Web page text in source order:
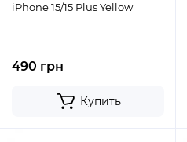
iPhone 15/15 Plus Yellow
490 грн
Купить